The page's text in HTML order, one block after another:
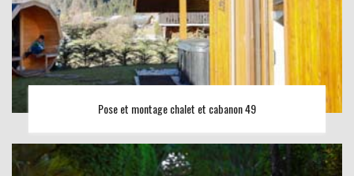
Pose et montage chalet et cabanon 49